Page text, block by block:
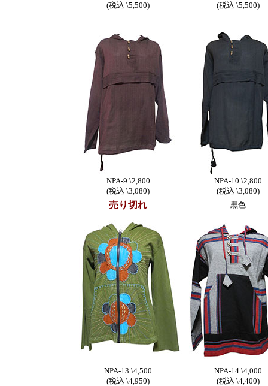
(税込 \5,500)
(税込 \5,500)
NPA-9 \2,800
(税込 \3,080)
NPA-10 \2,800
(税込 \3,080)
売り切れ 黒色
NPA-13 \4,500
(税込 \4,950)
NPA-14 \4,000
(税込 \4,400)